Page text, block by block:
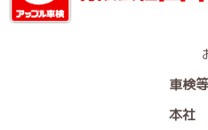
車検
本社